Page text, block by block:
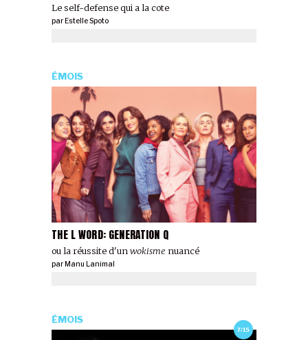
Le self-defense qui a la cote
parEstelle Spoto
THE L WORD: GENERATION Q
ou la réussite d'unwokisme nuancé
ÉMOIS
par Manu Lanimal
7/15
ÉMOIS